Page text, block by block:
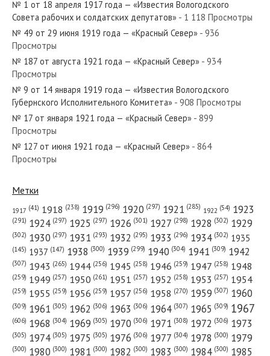
№ 129 от июня 1942 года — «Красный Север»
№ 93 от апреля 1965 года — «Красный Север»
№ 31 от 9 февраля 1919 года — «Известия Вологодского
№ 146 от июля 1948 года — «Красный Север»
№ 45 от февраля 1988 года — «Красный Север»
№ 1 от 18 апреля 1917 года — «Известия Вологодского
Совета рабочих и солдатских депутатов» - 1 118 Просмотры
№ 49 от 29 июня 1919 года — «Красный Север» - 936
Просмотры
№ 187 от августа 1921 года — «Красный Север» - 934
Просмотры
№ 9 от 14 января 1919 года — «Известия Вологодского
Губернского Исполнительного Комитета» - 908 Просмотры
№ 17 от января 1921 года — «Красный Север» - 899
Просмотры
№ 127 от июня 1921 года — «Красный Север» - 864
Просмотры
Метки
1917 (41) 1918 (238) 1919 (296) 1920 (297) 1921 (285) 1922 (54) 1923
(291) 1924 (297) 1925 (297) 1926 (301) 1927 (298) 1928 (302) 1929
(302) 1930 (297) 1931 (293) 1932 (295) 1933 (296) 1934 (302) 1935
(145) 1937 (147) 1938 (300) 1939 (299) 1940 (304) 1941 (309) 1942
(307) 1943 (265) 1944 (256) 1945 (258) 1946 (259) 1947 (258) 1948
(259) 1949 (257) 1950 (261) 1951 (257) 1952 (258) 1953 (257) 1954
(259) 1955 (259) 1956 (259) 1957 (256) 1958 (270) 1959 (307) 1960
(309) 1961 (305) 1962 (306) 1963 (306) 1964 (307) 1965 (309) 1967
(606) 1968 (304) 1969 (305) 1970 (306) 1971 (308) 1972 (306) 1973
(305) 1974 (305) 1975 (305) 1976 (306) 1977 (304) 1978 (300) 1979
(300) 1980 (300) 1981 (300) 1982 (300) 1983 (300) 1984 (300) 1985